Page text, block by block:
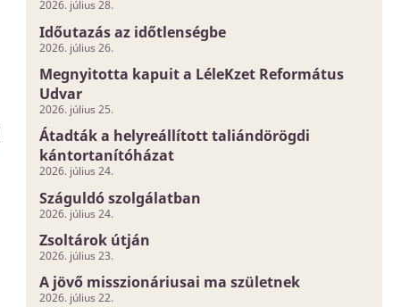
2026. július 28.
Időutazás az időtlenségbe
2026. július 26.
Megnyitotta kapuit a LéleKzet Református
Udvar
2026. július 25.
Átadták a helyreállított taliándörögdi
kántortanítóházat
2026. július 24.
Száguldó szolgálatban
2026. július 24.
Zsoltárok útján
2026. július 23.
A jövő misszionáriusai ma születnek
2026. július 22.